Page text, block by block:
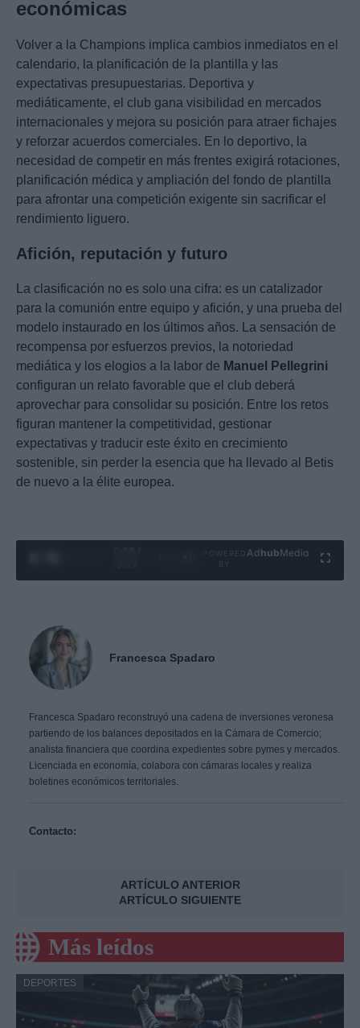
económicas
Volver a la Champions implica cambios inmediatos en el
calendario, la planificación de la plantilla y las
expectativas presupuestarias. Deportiva y
mediáticamente, el club gana visibilidad en mercados
internacionales y mejora su posición para atraer fichajes
y reforzar acuerdos comerciales. En lo deportivo, la
necesidad de competir en más frentes exigirá rotaciones,
planificación médica y ampliación del fondo de plantilla
para afrontar una competición exigente sin sacrificar el
rendimiento liguero.
Afición, reputación y futuro
La clasificación no es solo una cifra: es un catalizador
para la comunión entre equipo y afición, y una prueba del
modelo instaurado en los últimos años. La sensación de
recompensa por esfuerzos previos, la notoriedad
mediática y los elogios a la labor de Manuel Pellegrini
configuran un relato favorable que el club deberá
aprovechar para consolidar su posición. Entre los retos
figuran mantener la competitividad, gestionar
expectativas y traducir este éxito en crecimiento
sostenible, sin perder la esencia que ha llevado al Betis
de nuevo a la élite europea.
Ad hubMedia
Francesca Spadaro
Francesca Spadaro reconstruyó una cadena de inversiones veronesa
partiendo de los balances depositados en la Cámara de Comercio;
analista financiera que coordina expedientes sobre pymes y mercados.
Licenciada en economía, colabora con cámaras locales y realiza
boletines económicos territoriales.
Contacto:
ARTÍCULO ANTERIOR
ARTÍCULO SIGUIENTE
Más leídos
DEPORTES